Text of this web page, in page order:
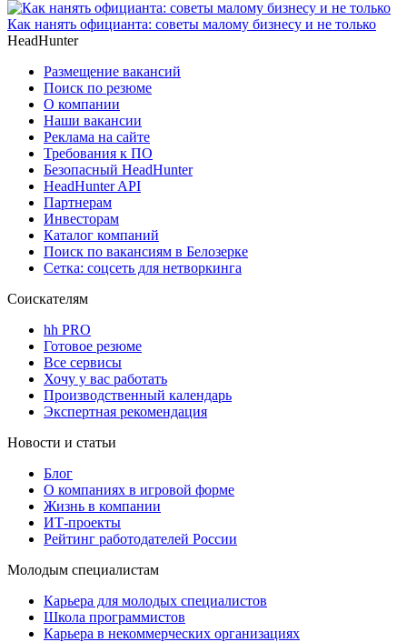
Как нанять официанта: советы малому бизнесу и не только
HeadHunter
Размещение вакансий
Поиск по резюме
О компании
Наши вакансии
Реклама на сайте
Требования к ПО
Безопасный HeadHunter
HeadHunter API
Партнерам
Инвесторам
Каталог компаний
Поиск по вакансиям в Белозерке
Сетка: соцсеть для нетворкинга
Соискателям
hh PRO
Готовое резюме
Все сервисы
Хочу у вас работать
Производственный календарь
Экспертная рекомендация
Новости и статьи
Блог
О компаниях в игровой форме
Жизнь в компании
ИТ-проекты
Рейтинг работодателей России
Молодым специалистам
Карьера для молодых специалистов
Школа программистов
Карьера в некоммерческих организациях